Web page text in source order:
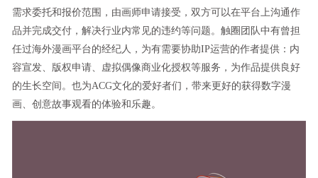
需求委托和报价范围，由画师申请接受，双方可以在平台上沟通作
品并完成交付，解决行业内常见的违约等问题。触圈团队中有曾担
任过海外漫画平台的经纪人，为有需要协助IP运营的作者提供：内
容宣发、版权申请、虚拟偶像商业化授权等服务，为作品提供良好
的生长空间。也为ACG文化的爱好者们，带来更好的获得数字漫
画、创意故事观看的体验和乐趣。